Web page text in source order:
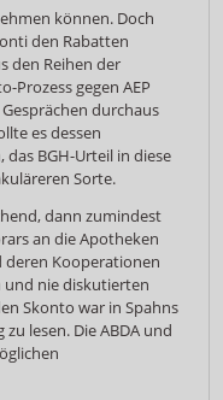
können. Doch
den Rabatten
den Reihen der
Prozess gegen AEP
durchaus
es dessen
BGH-Urteil in diese
Sorte.
dann zumindest
an die Apotheken
Kooperationen
und nie diskutierten
Skonto war in Spahns
lesen. Die ABDA und